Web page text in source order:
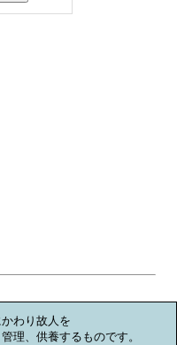
かわり故人を
理、供養するものです。